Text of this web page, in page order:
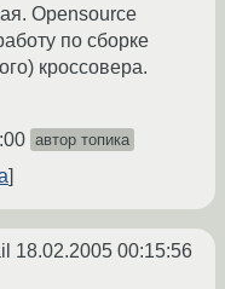
Opensource
по сборке
кроссовера.
автор топика
18.02.2005 00:15:56